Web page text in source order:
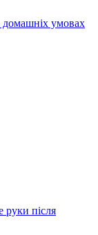
домашніх умовах
руки після